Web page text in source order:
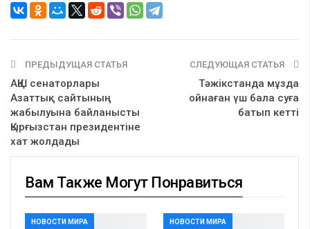
ПРЕДЫДУЩАЯ СТАТЬЯ
АҚШ сенаторлары
Азаттық сайтының
жабылуына байланысты
Қырғызстан президентіне
хат жолдады
СЛЕДУЮЩАЯ СТАТЬЯ
Тәжікстанда мұзда
ойнаған үш бала суға
батып кетті
Вам Также Могут Понравиться
НОВОСТИ МИРА НОВОСТИ МИРА